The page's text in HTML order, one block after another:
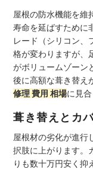
屋根の防水機能を維
寿命を延ばすために
レード（シリコン、
格が変わりますが、
がボリュームゾーン
後に高額な葺き替え
修理 費用 相場に見
葺き替えとカ
屋根材の劣化が進行
択肢に上がります。
りも数十万円安く抑